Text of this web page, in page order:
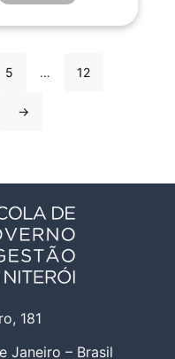
5 … 12
→
181
Janeiro – Brasil